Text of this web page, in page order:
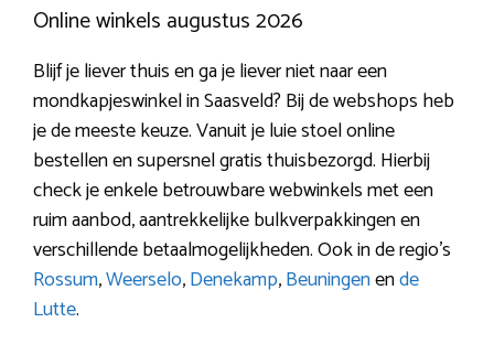
Online winkels augustus 2026
Blijf je liever thuis en ga je liever niet naar een
mondkapjeswinkel in Saasveld? Bij de webshops heb
je de meeste keuze. Vanuit je luie stoel online
bestellen en supersnel gratis thuisbezorgd. Hierbij
check je enkele betrouwbare webwinkels met een
ruim aanbod, aantrekkelijke bulkverpakkingen en
verschillende betaalmogelijkheden. Ook in de regio’s
Rossum,Weerselo,Denekamp,Beuningenende
Lutte.